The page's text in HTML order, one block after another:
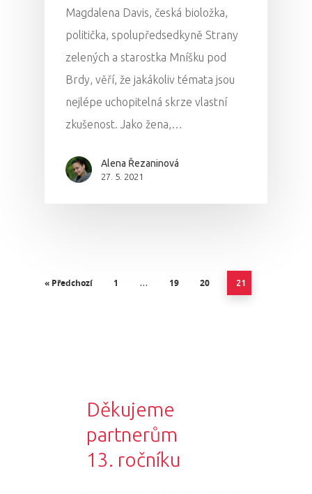
Magdalena Davis, česká bioložka,
politička, spolupředsedkyně Strany
zelených a starostka Mníšku pod
Brdy, věří, že jakákoliv témata jsou
nejlépe uchopitelná skrze vlastní
zkušenost. Jako žena,…
Alena Řezaninová
27. 5. 2021
« Předchozí 1 … 19 20 21
Děkujeme
partnerům
13. ročníku
Osobnosti
Dopad
Aktuality
Partneři